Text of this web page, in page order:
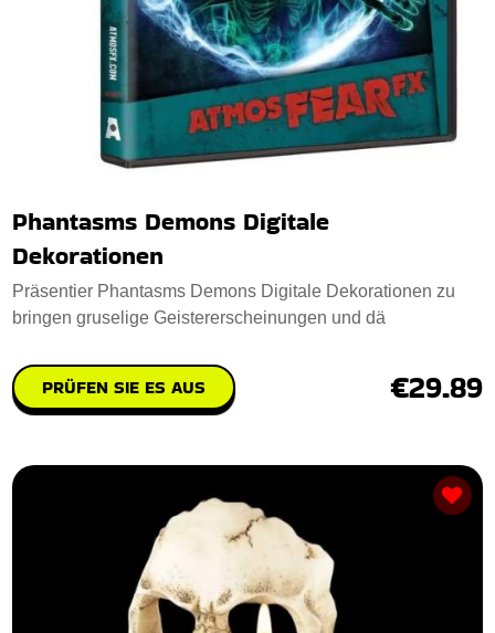
Phantasms Demons Digitale
Dekorationen
Präsentier Phantasms Demons Digitale Dekorationen zu
bringen gruselige Geistererscheinungen und dä
PRÜFEN SIE ES AUS €29.89